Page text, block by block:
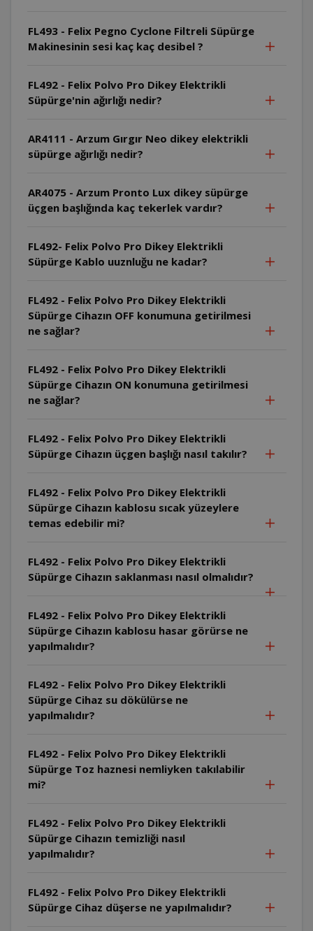
FL493 - Felix Pegno Cyclone Filtreli Süpürge
Makinesinin sesi kaç kaç desibel ?
FL492 - Felix Polvo Pro Dikey Elektrikli
Süpürge'nin ağırlığı nedir?
AR4111 - Arzum Gırgır Neo dikey elektrikli
süpürge ağırlığı nedir?
AR4075 - Arzum Pronto Lux dikey süpürge
üçgen başlığında kaç tekerlek vardır?
FL492- Felix Polvo Pro Dikey Elektrikli
Süpürge Kablo uuznluğu ne kadar?
FL492 - Felix Polvo Pro Dikey Elektrikli
Süpürge Cihazın OFF konumuna getirilmesi
ne sağlar?
FL492 - Felix Polvo Pro Dikey Elektrikli
Süpürge Cihazın ON konumuna getirilmesi
ne sağlar?
FL492 - Felix Polvo Pro Dikey Elektrikli
Süpürge Cihazın üçgen başlığı nasıl takılır?
FL492 - Felix Polvo Pro Dikey Elektrikli
Süpürge Cihazın kablosu sıcak yüzeylere
temas edebilir mi?
FL492 - Felix Polvo Pro Dikey Elektrikli
Süpürge Cihazın saklanması nasıl olmalıdır?
FL492 - Felix Polvo Pro Dikey Elektrikli
Süpürge Cihazın kablosu hasar görürse ne
yapılmalıdır?
FL492 - Felix Polvo Pro Dikey Elektrikli
Süpürge Cihaz su dökülürse ne
yapılmalıdır?
FL492 - Felix Polvo Pro Dikey Elektrikli
Süpürge Toz haznesi nemliyken takılabilir
mi?
FL492 - Felix Polvo Pro Dikey Elektrikli
Süpürge Cihazın temizliği nasıl
yapılmalıdır?
FL492 - Felix Polvo Pro Dikey Elektrikli
Süpürge Cihaz düşerse ne yapılmalıdır?